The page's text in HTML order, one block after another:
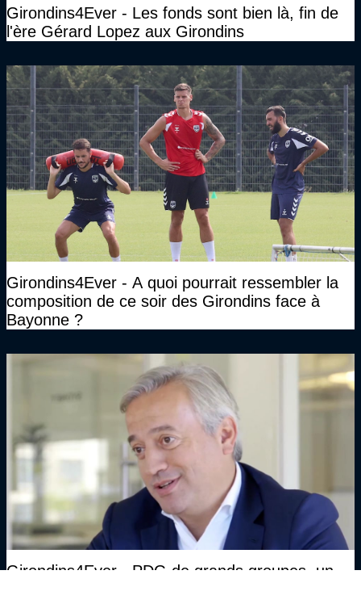
Girondins4Ever - Les fonds sont bien là, fin de
l'ère Gérard Lopez aux Girondins
Girondins4Ever - A quoi pourrait ressembler la
composition de ce soir des Girondins face à
Bayonne ?
Girondins4Ever - PDG de grands groupes, un